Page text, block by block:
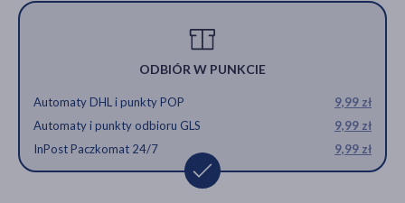
ODBIÓR W PUNKCIE
Automaty DHL i punkty POP
9,99 zł
Automaty i punkty odbioru GLS
9,99 zł
InPost Paczkomat 24/7
9,99 zł